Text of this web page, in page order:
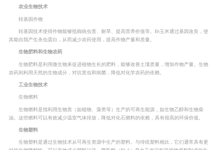
农业生物技术
转基因作物
转基因技术使得作物能够抵御病虫害、耐旱、提高营养价值等。Bt玉米通过基因改良，使
其能自我产生杀虫蛋白，从而减少农药使用，提高作物产量和质量。
生物肥料和生物农药
生物肥料是利用微生物来促进植物生长的肥料，能够改善土壤质量，增加作物产量。生物
农药则利用天然的生物成分，对抗害虫和病菌，降低对化学农药的依赖。
工业生物技术
生物燃料
生物燃料是指利用生物质（如植物、藻类等）生产的可再生能源，如生物乙醇和生物柴
油。这些燃料可以有效减少温室气体排放，降低对化石燃料的依赖，具有很高的环保价值。
生物塑料
生物塑料是通过生物技术从可再生资源中生产的塑料。与传统塑料相比，它们通常具有更